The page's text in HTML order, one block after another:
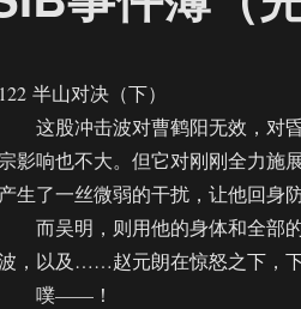
122 半山对决（下）
这股冲击波对曹鹤阳无效，对昏
宗影响也不大。但它对刚刚全力施
产生了一丝微弱的干扰，让他回身
而吴明，则用他的身体和全部的
，以及……赵元朗在惊怒之下，
噗——！